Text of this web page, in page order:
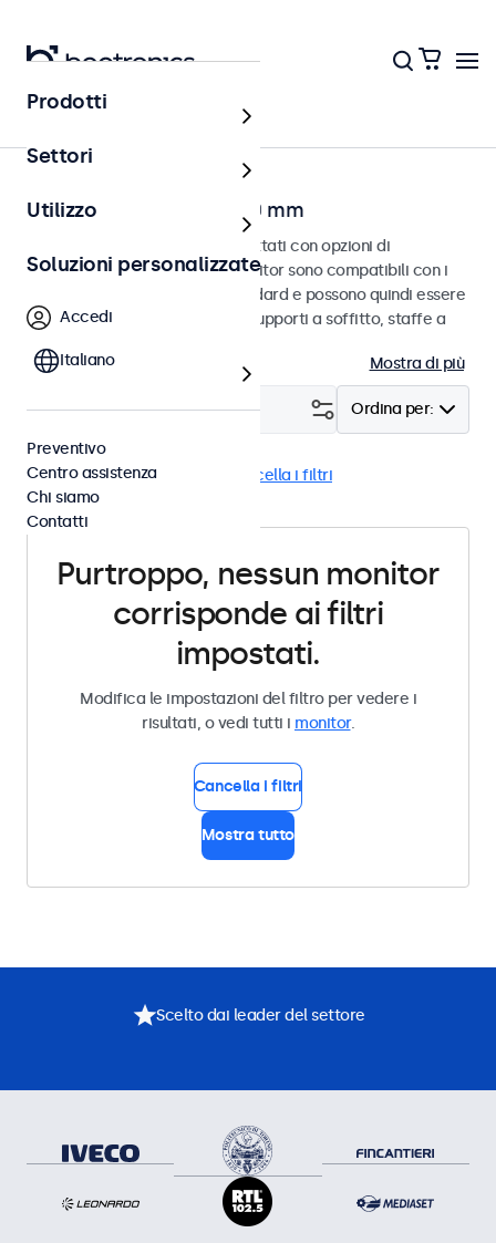
Home
Monitor con VESA da 100 mm
Monitor VESA da 100 mm progettati con opzioni di
montaggio versatili. Questi monitor sono compatibili con i
sistemi di montaggio VESA standard e possono quindi essere
collegati a supporti universali, supporti a soffitto, staffe a
Mostra di più
Ordina per:
Filtro (0)
VESA 100 x 100 USB-C Cancella i filtri
Purtroppo, nessun monitor
corrisponde ai filtri
impostati.
Modifica le impostazioni del filtro per vedere i
risultati, o vedi tutti i monitor.
Cancella i filtri
Mostra tutto
Prodotti
Settori
Utilizzo
Soluzioni personalizzate
Accedi
Italiano
Preventivo
Centro assistenza
Chi siamo
Contatti
Scelto dai leader del settore